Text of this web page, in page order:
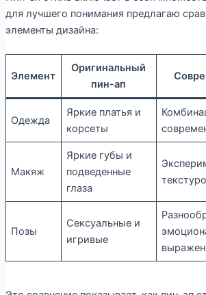
для лучшего понимания предлагаю
элементы дизайна:
Элемент
Оригинальный
пин-ап
Одежда
Яркие платья и
корсеты
Макяж
Яркие губы и
подведенные
глаза
Позы
Сексуальные и
игривые